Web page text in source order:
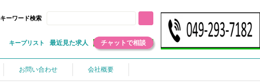
キーワード検索
キープリスト 最近見た求人 チャットで相談
お問い合わせ 会社概要